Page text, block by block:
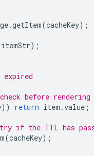
.getItem(cacheKey);
itemStr);
before rendering
)) return item .value ;
if the TTL has
(cacheKey);